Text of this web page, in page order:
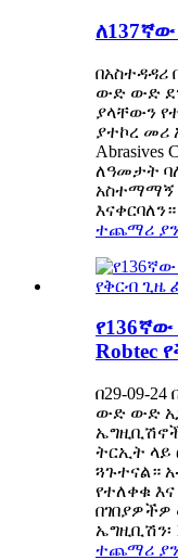
በአስተዳዳሪ
ውድ ውድ
ያላቸውን
ያተኮረ መሪ
ለዓመታት
አስተማማኝ
እናቀርባለን።
ተጨማሪ
Robtec
በ29-09-24
ውድ ውድ
ኤግዚቢሽኖች
ትርኢት ላይ
ጓጉተናል።
የተለቀቁ
በገበያዎችዎ
ተጨማሪ